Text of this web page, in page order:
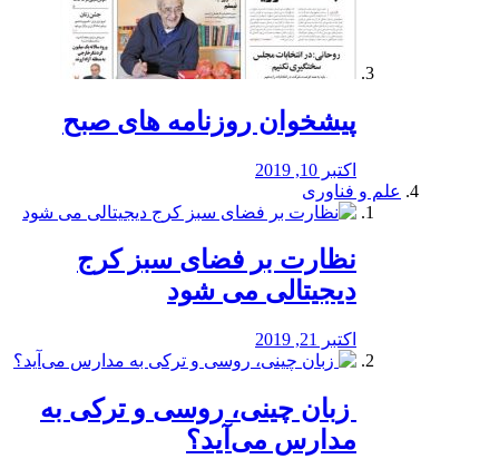
پیشخوان روزنامه های صبح
اکتبر 10, 2019
علم و فناوری
نظارت بر فضای سبز کرج
دیجیتالی می شود
اکتبر 21, 2019
️ زبان چینی، روسی و ترکی به
مدارس می‌آید؟